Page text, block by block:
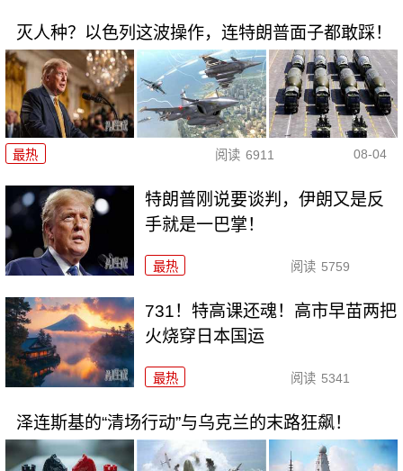
灭人种？以色列这波操作，连特朗普面子都敢踩！
最热 阅读 6911 08-04
特朗普刚说要谈判，伊朗又是反
手就是一巴掌！
最热 阅读 5759
731！特高课还魂！高市早苗两把
火烧穿日本国运
最热 阅读 5341
泽连斯基的“清场行动”与乌克兰的末路狂飙！